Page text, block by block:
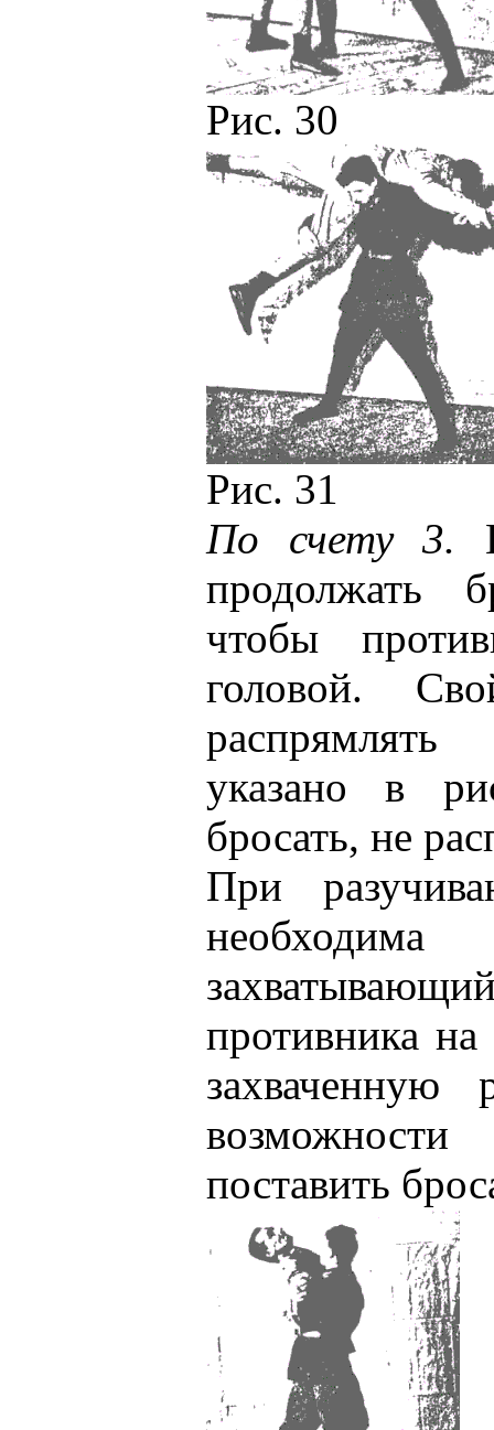
Рис. 30
Рис. 31
По счету 3.
продолжать
чтобы
головой.
указано в
бросать, не
При
противника
поставить